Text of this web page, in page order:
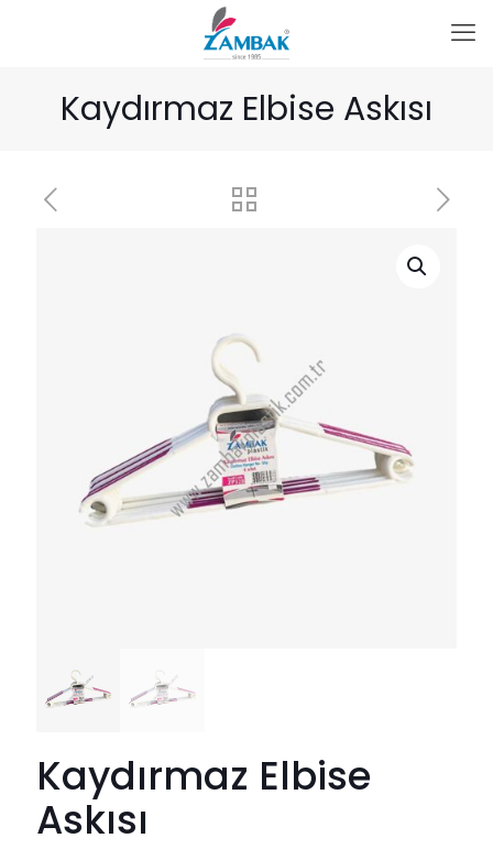
Kaydırmaz Elbise Askısı
Kaydırmaz Elbise
Askısı